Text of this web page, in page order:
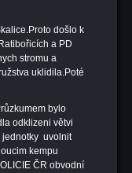
došlo k
a PD
stromu a
uklidila.Poté
bylo
odklizeni větvi
jednotky uvolnit
kempu
ČR obvodní